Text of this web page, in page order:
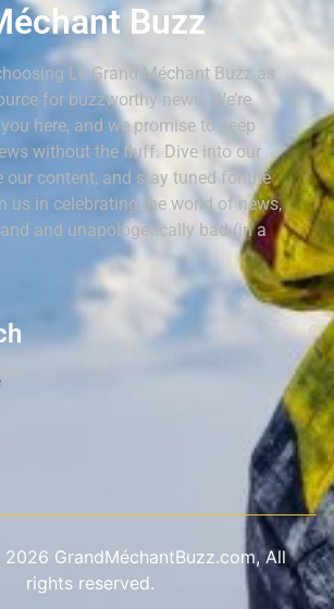
Buzz
Le Grand Méchant Buzz as
for buzzworthy news. We’re
here, and we promise to keep
without the fluff. Dive into our
our content, and stay tuned for the
us in celebrating the world of news,
and unapologetically bad (in a
2026 GrandMéchantBuzz.com, All
rights reserved.